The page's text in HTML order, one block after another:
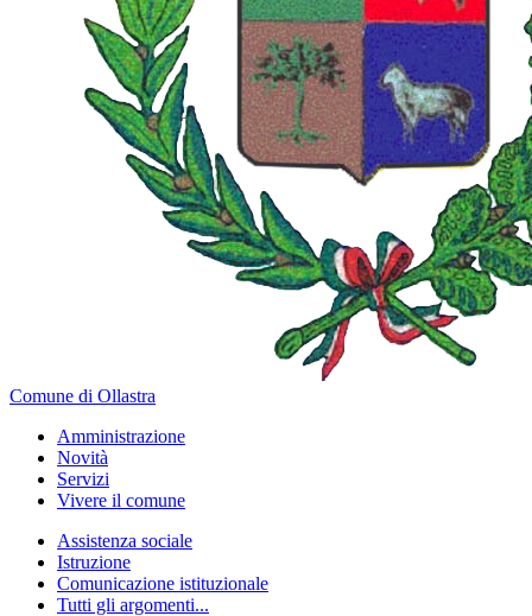
Comune di Ollastra
Amministrazione
Novità
Servizi
Vivere il comune
Assistenza sociale
Istruzione
Comunicazione istituzionale
Tutti gli argomenti...